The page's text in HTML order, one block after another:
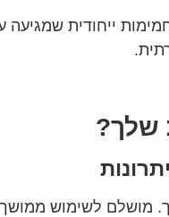
ייחודית
שלך?
לשימוש ממושך